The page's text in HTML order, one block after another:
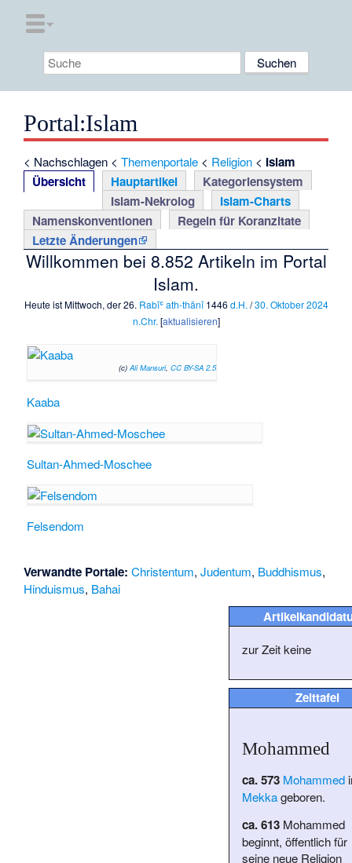
Portal:Islam
< Nachschlagen <Themenportale < Religion < Islam
Übersicht
Hauptartikel
Kategoriensystem
Islam-Nekrolog
Islam-Charts
Namenskonventionen
Regeln für Koranzitate
Letzte Änderungen
Willkommen bei 8.852 Artikeln im Portal
Islam.
Heute ist Mittwoch, der 26. Rabīʿ ath-thānī1446d.H./30. Oktober 2024
n.Chr.[aktualisieren]
(c)Ali Mansuri,CC BY-SA 2.5
Kaaba
Sultan-Ahmed-Moschee
Felsendom
Verwandte Portale: Christentum,Judentum, Buddhismus,
Hinduismus, Bahai
zur Zeit keine
Zeittafel
Mohammed
ca. 573 Mohammed
Mekkageboren.
ca. 613Mohammed
beginnt, öffentlich für
seine neue Religion